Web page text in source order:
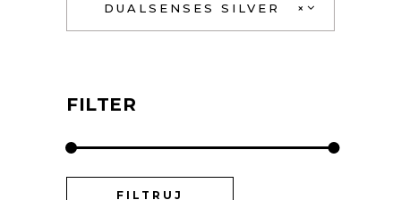
×
DUALSENSES SILVER
FILTER
FILTRUJ